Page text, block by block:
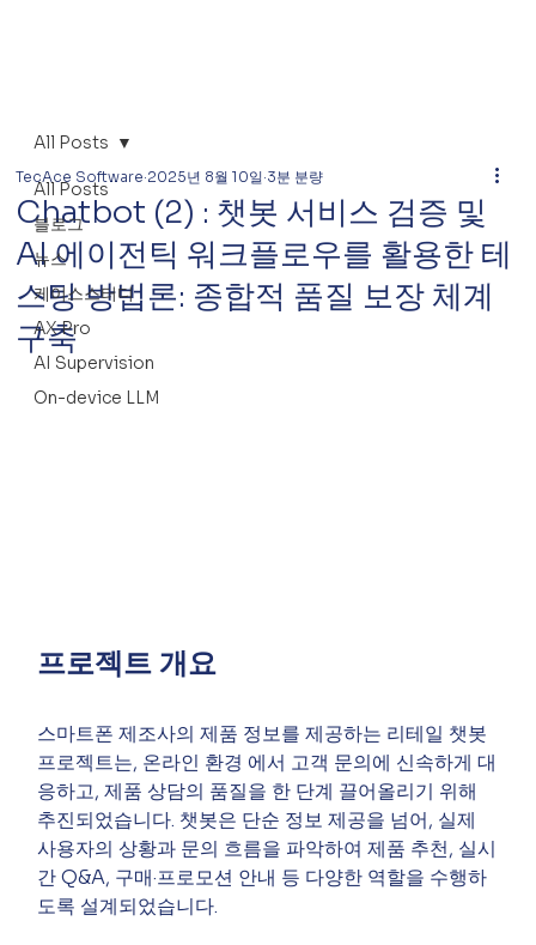
All Posts
블로그
뉴스
케이스스터디
AX Pro
AI Supervision
On-device LLM
All Posts
Chatbot (2) : 챗봇 서비스 검증 및
AI 에이전틱 워크플로우를 활용한 테
스팅 방법론: 종합적 품질 보장 체계
구축
TecAce Software 2025년 8월 10일 3분 분량
프로젝트 개요
스마트폰 제조사의 제품 정보를 제공하는 리테일 챗봇
프로젝트는, 온라인 환경 에서 고객 문의에 신속하게 대
응하고, 제품 상담의 품질을 한 단계 끌어올리기 위해
추진되었습니다. 챗봇은 단순 정보 제공을 넘어, 실제
사용자의 상황과 문의 흐름을 파악하여 제품 추천, 실시
간 Q&A, 구매·프로모션 안내 등 다양한 역할을 수행하
도록 설계되었습니다.